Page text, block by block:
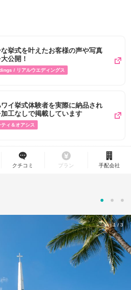
挙式を叶えたお客様の声や写真​
公開！
/ リアルウエディングス
ワイ挙式体験者を実際に納品され
工なしで掲載しています
ィ＆オアシス
クチコミ プラン 手配会社
1/3